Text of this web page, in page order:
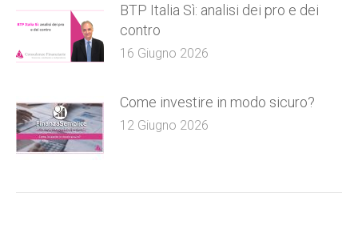
BTP Italia Sì: analisi dei pro e dei
contro
16 Giugno 2026
Come investire in modo sicuro?
12 Giugno 2026